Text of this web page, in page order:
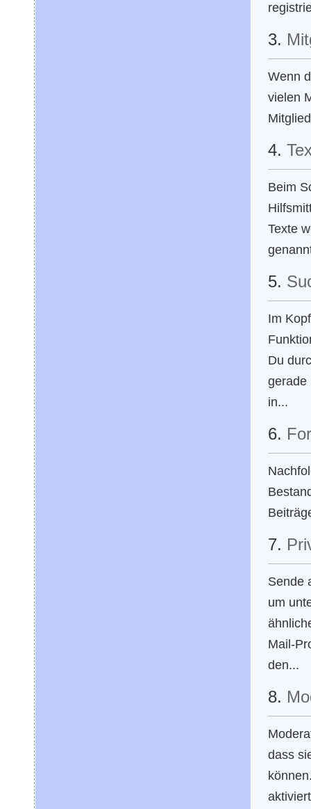
3.
Wenn
vielen
4.
Beim
Texte
5.
Im
Du
gerade
in...
6.
7.
Sende
um
Mail-
den...
8.
dass